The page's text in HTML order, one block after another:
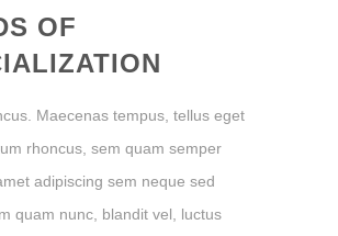
OF
Maecenas tempus, tellus eget
rhoncus, sem quam semper
adipiscing sem neque sed
quam nunc, blandit vel, luctus